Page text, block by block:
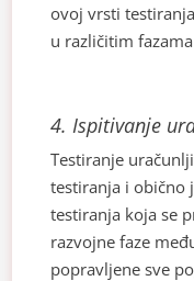
ovoj vrsti
u različitim
4.Ispitivanje
Testiranje
testiranja i obično
testiranja koja se
razvojne faze
popravljene sve